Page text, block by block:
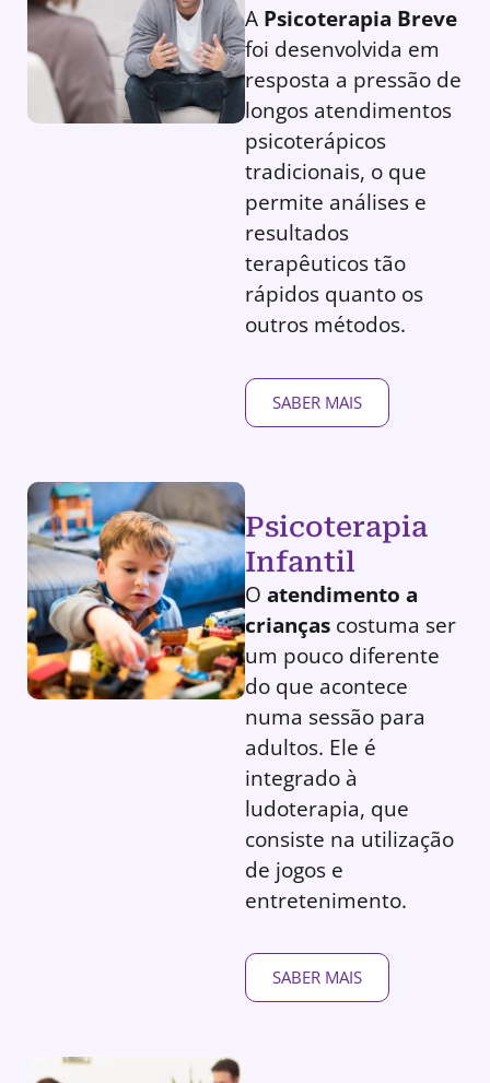
A Psicoterapia Breve
foi desenvolvida em
resposta a pressão de
longos atendimentos
psicoterápicos
tradicionais, o que
permite análises e
resultados
terapêuticos tão
rápidos quanto os
outros métodos.
SABER MAIS
Psicoterapia
Infantil
O atendimento a
crianças costuma ser
um pouco diferente
do que acontece
numa sessão para
adultos. Ele é
integrado à
ludoterapia, que
consiste na utilização
de jogos e
entretenimento.
SABER MAIS